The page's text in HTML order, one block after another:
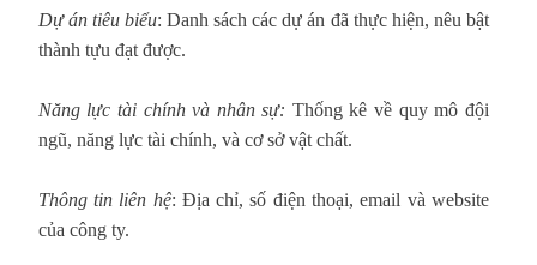
Dự án tiêu biểu: Danh sách các dự án đã thực hiện, nêu bật
thành tựu đạt được.
Năng lực tài chính và nhân sự: Thống kê về quy mô đội
ngũ, năng lực tài chính, và cơ sở vật chất.
Thông tin liên hệ: Địa chỉ, số điện thoại, email và website
của công ty.